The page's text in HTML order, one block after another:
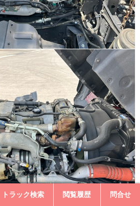
トラック検索 閲覧履歴 問合せ